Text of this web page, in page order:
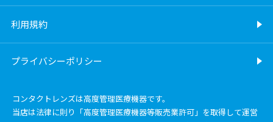
利用規約
プライバシーポリシー
コンタクトレンズは高度管理医療機器です。
当店は法律に則り「高度管理医療機器等販売業許可」を取得して運営